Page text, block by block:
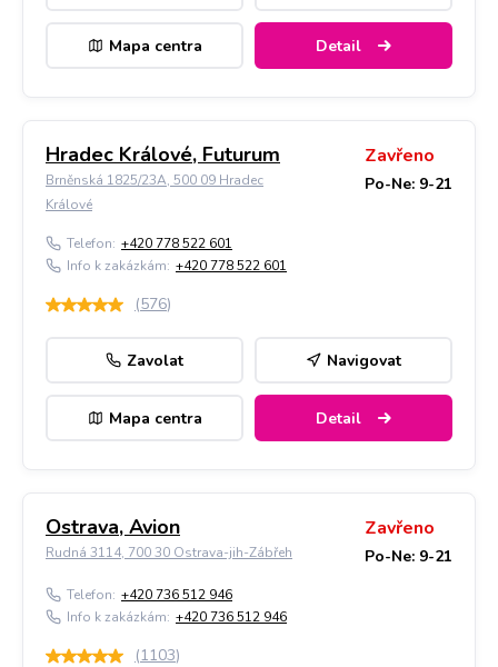
Mapa centra Detail
Hradec Králové, Futurum
Brněnská 1825/23A, 500 09 Hradec
Králové
Zavřeno
Po-Ne: 9-21
Telefon: +420 778 522 601
Info k zakázkám: +420 778 522 601
(576)
Zavolat Navigovat
Mapa centra Detail
Ostrava, Avion
Rudná 3114, 700 30 Ostrava-jih-Zábřeh
Zavřeno
Po-Ne: 9-21
Telefon: +420 736 512 946
Info k zakázkám: +420 736 512 946
(1103)